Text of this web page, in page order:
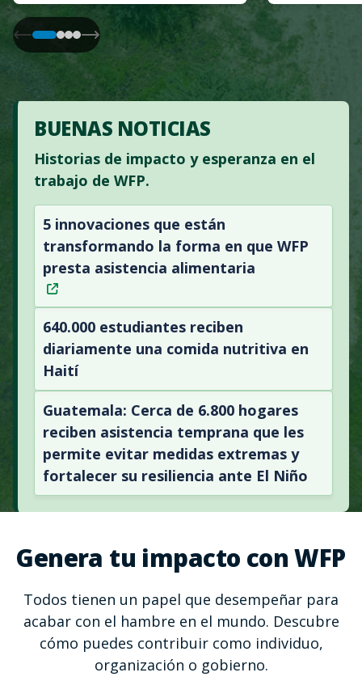
BUENAS NOTICIAS
Historias de impacto y esperanza en el
trabajo de WFP.
5 innovaciones que están
transformando la forma en que WFP
presta asistencia alimentaria
640.000 estudiantes reciben
diariamente una comida nutritiva en
Haití
Guatemala: Cerca de 6.800 hogares
reciben asistencia temprana que les
permite evitar medidas extremas y
fortalecer su resiliencia ante El Niño
Genera tu impacto con WFP
Todos tienen un papel que desempeñar para
acabar con el hambre en el mundo. Descubre
cómo puedes contribuir como individuo,
organización o gobierno.